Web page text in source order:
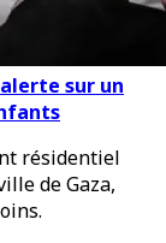
alerte sur un
résidentiel
de Gaza,